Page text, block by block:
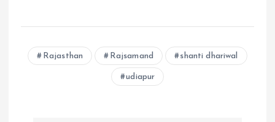
Rajasthan Rajsamand shanti dhariwal
udiapur